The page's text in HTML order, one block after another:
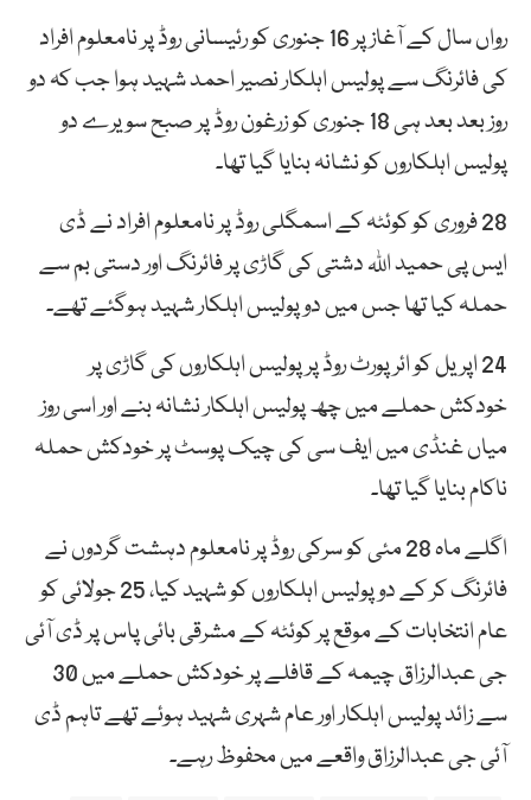
رواں سال کے آغاز پر 16 جنوری کو رئیسانی روڈ پر نامعلوم افراد
کی فائرنگ سے پولیس اہلکار نصیر احمد شہید ہوا جب کہ دو
روز بعد بعد ہی 18 جنوری کو زرغون روڈ پر صبح سویرے دو
پولیس اہلکاروں کو نشانہ بنایا گیا تھا۔
28 فروری کو کوئٹہ کے اسمگلی روڈ پر نامعلوم افراد نے ڈی
ایس پی حمید اللہ دشتی کی گاڑی پر فائرنگ اور دستی بم سے
حملہ کیا تھا جس میں دو پولیس اہلکار شہید ہوگئے تھے۔
24 اپریل کو ائرپورٹ روڈ پر پولیس اہلکاروں کی گاڑی پر
خودکش حملے میں چھ پولیس اہلکار نشانہ بنے اور اسی روز
میاں غنڈی میں ایف سی کی چیک پوسٹ پر خودکش حملہ
ناکام بنایا گیا تھا۔
اگلے ماہ 28 مئی کو سرکی روڈ پر نامعلوم دہشت گردوں نے
فائرنگ کر کے دو پولیس اہلکاروں کو شہید کیا، 25 جولائی کو
عام انتخابات کے موقع پر کوئٹہ کے مشرقی بائی پاس پر ڈی آئی
جی عبدالرزاق چیمہ کے قافلے پر خودکش حملے میں 30
سے زائد پولیس اہلکار اور عام شہری شہید ہوئے تھے تاہم ڈی
آئی جی عبدالرزاق واقعے میں محفوظ رہے۔